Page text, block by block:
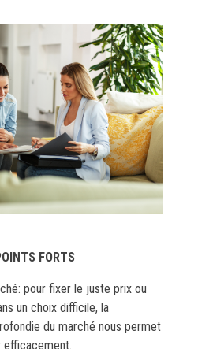
FORTS
pour fixer le juste prix ou
un choix difficile, la
du marché nous permet
efficacement.